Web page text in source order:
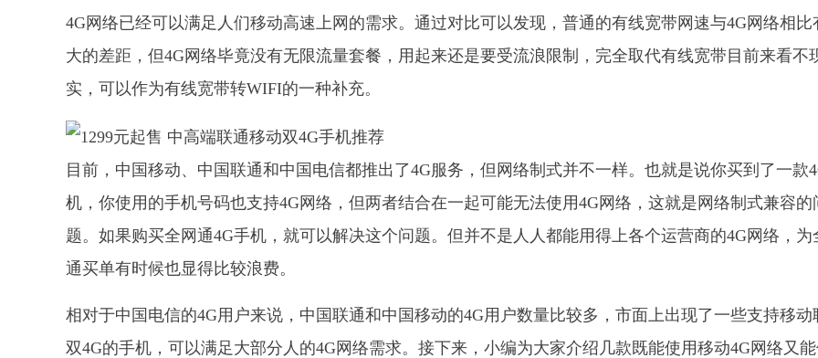
4G网络已经可以满足人们移动高速上网的需求。通过对比可以发现，普通的有线宽带网速与4G网络相比
大的差距，但4G网络毕竟没有无限流量套餐，用起来还是要受流浪限制，完全取代有线宽带目前来看不
实，可以作为有线宽带转WIFI的一种补充。
目前，中国移动、中国联通和中国电信都推出了4G服务，但网络制式并不一样。也就是说你买到了一款
机，你使用的手机号码也支持4G网络，但两者结合在一起可能无法使用4G网络，这就是网络制式兼容的
题。如果购买全网通4G手机，就可以解决这个问题。但并不是人人都能用得上各个运营商的4G网络，为
通买单有时候也显得比较浪费。
相对于中国电信的4G用户来说，中国联通和中国移动的4G用户数量比较多，市面上出现了一些支持移动
双4G的手机，可以满足大部分人的4G网络需求。接下来，小编为大家介绍几款既能使用移动4G网络又能